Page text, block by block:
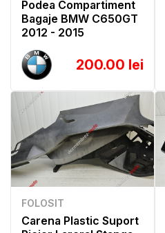
Podea Compartiment
Bagaje BMW C650GT
2012 - 2015
200.00 lei
FOLOSIT
Carena Plastic Suport